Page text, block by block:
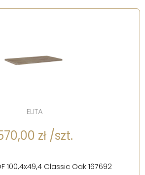
ELITA
zł /szt.
100,4x49,4 Classic Oak 167692